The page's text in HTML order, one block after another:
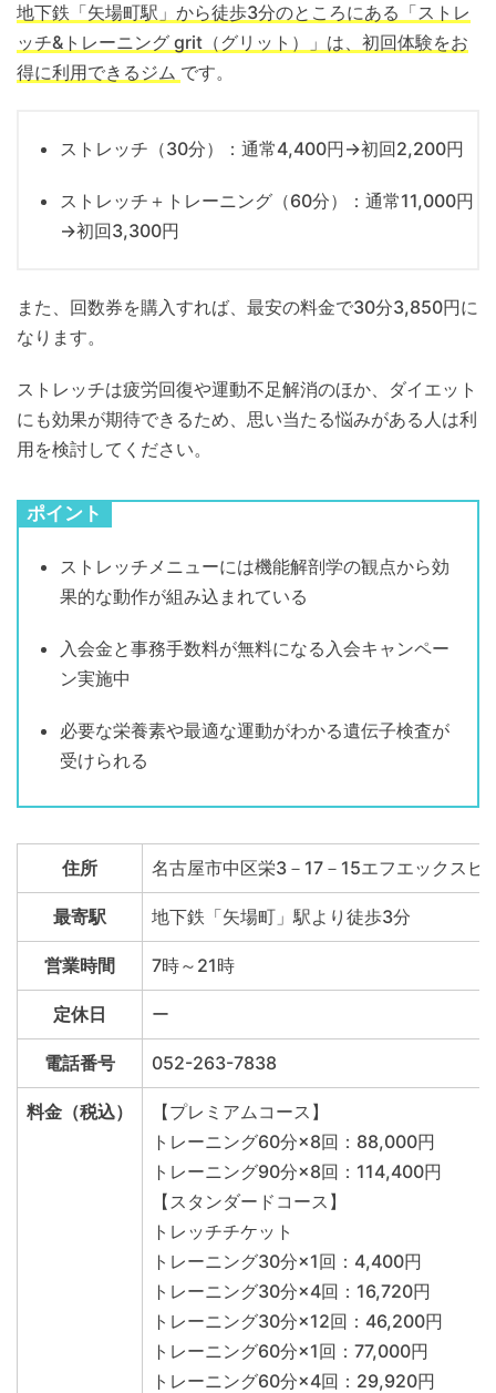
地下鉄「矢場町駅」から徒歩3分のところにある「ストレ
ッチ&トレーニング grit（グリット）」は、初回体験をお
得に利用できるジム です。
ストレッチ（30分）：通常4,400円→初回2,200円
ストレッチ＋トレーニング（60分）：通常11,000円
→初回3,300円
また、回数券を購入すれば、最安の料金で30分3,850円に
なります。
ストレッチは疲労回復や運動不足解消のほか、ダイエット
にも効果が期待できるため、思い当たる悩みがある人は利
用を検討してください。
ポイント
ストレッチメニューには機能解剖学の観点から効
果的な動作が組み込まれている
入会金と事務手数料が無料になる入会キャンペー
ン実施中
必要な栄養素や最適な運動がわかる遺伝子検査が
受けられる
住所 名古屋市中区栄3－17－15エフエックスビ
最寄駅 地下鉄「矢場町」駅より徒歩3分
営業時間 7時～21時
定休日 ー
電話番号 052-263-7838
料金（税込）
【プレミアムコース】
トレーニング60分×8回：88,000円
トレーニング90分×8回：114,400円
【スタンダードコース】
トレッチチケット
トレーニング30分×1回：4,400円
トレーニング30分×4回：16,720円
トレーニング30分×12回：46,200円
トレーニング60分×1回：77,000円
トレーニング60分×4回：29,920円